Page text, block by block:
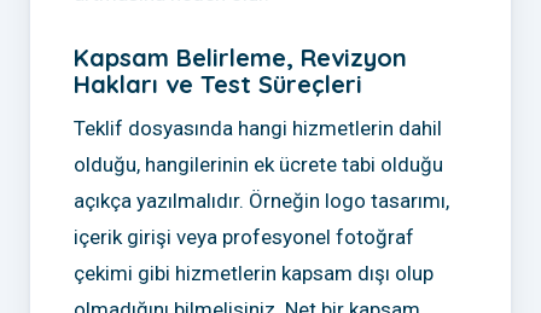
Kapsam Belirleme, Revizyon
Hakları ve Test Süreçleri
Teklif dosyasında hangi hizmetlerin dahil
olduğu, hangilerinin ek ücrete tabi olduğu
açıkça yazılmalıdır. Örneğin logo tasarımı,
içerik girişi veya profesyonel fotoğraf
çekimi gibi hizmetlerin kapsam dışı olup